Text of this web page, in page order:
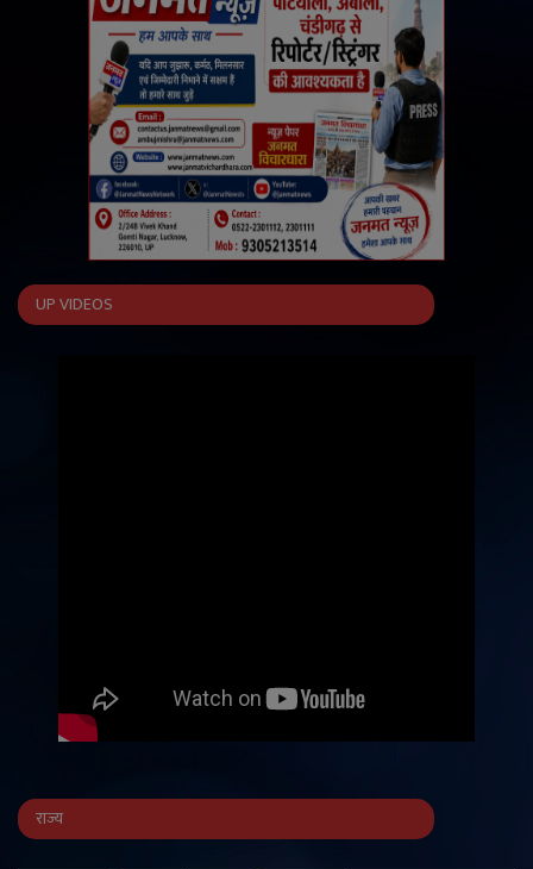
UP VIDEOS
राज्य